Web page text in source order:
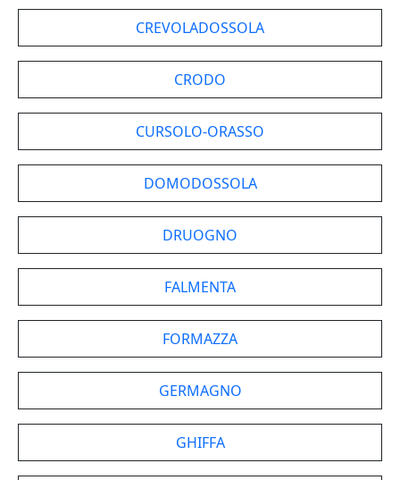
CREVOLADOSSOLA
CRODO
CURSOLO-ORASSO
DOMODOSSOLA
DRUOGNO
FALMENTA
FORMAZZA
GERMAGNO
GHIFFA